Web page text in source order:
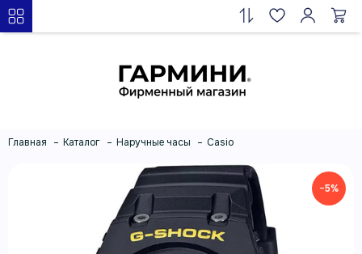
Главная Каталог Наручные часы Casio
−5%